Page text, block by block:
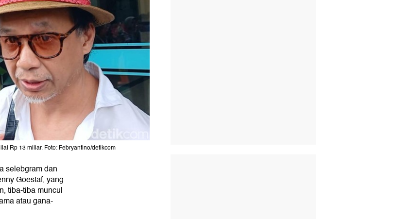
Rp 13 miliar. Foto: Febryantino/detikcom
selebgram dan
Goestaf, yang
tiba-tiba muncul
atau gana-